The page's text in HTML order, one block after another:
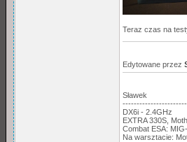
Teraz czas na
Edytowane przez
Sławek
DX6i - 2.4GHz
EXTRA 330S,
Combat ESA:
Na warsztacie: